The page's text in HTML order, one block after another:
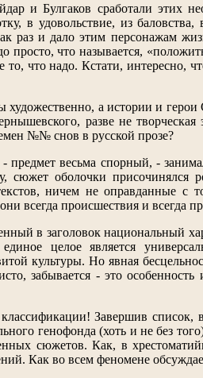
и Булгаков сработали этих
в удовольствие, из
раз и дало этим персонажам
просто, что называется,
то, что надо. Кстати,
а истории и
разве не
№№ снов в русской прозе?
- предмет весьма спорный, -
сюжет оболочки
ничем не оправданные с
всегда происшествия и всегда
в заголовок национальный
целое является
культуры. Но явная
забывается - это
Завершив
генофонда (хоть и не без
сюжетов. Как, в
Как во всем феномене